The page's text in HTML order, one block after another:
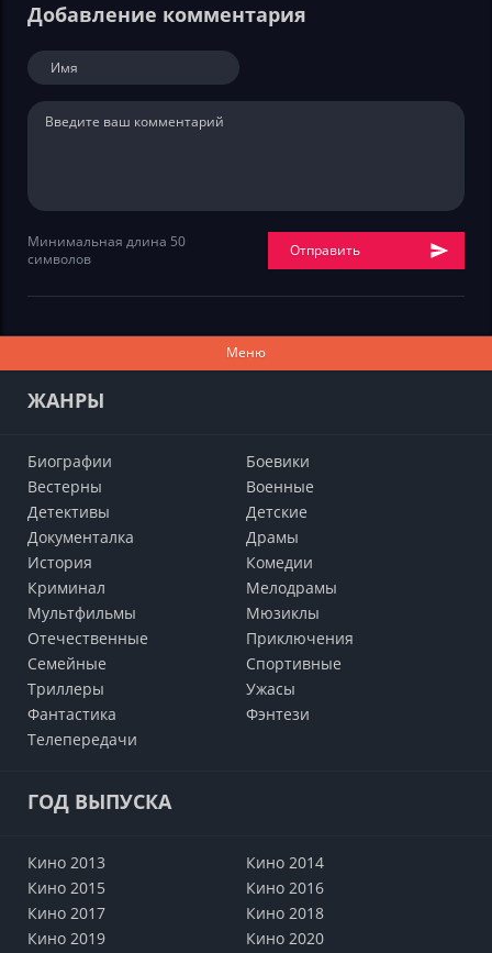
Добавление комментария
Минимальная длина 50
символов
Отправить
Меню
ЖАНРЫ
Биографии
Боевики
Вестерны
Военные
Детективы
Детские
Документалка
Драмы
История
Комедии
Криминал
Мелодрамы
Мультфильмы
Мюзиклы
Отечественные
Приключения
Семейные
Cпортивные
Триллеры
Ужасы
Фантастика
Фэнтези
Телепередачи
ГОД ВЫПУСКА
Кино 2013
Кино 2014
Кино 2015
Кино 2016
Кино 2017
Кино 2018
Кино 2019
Кино 2020